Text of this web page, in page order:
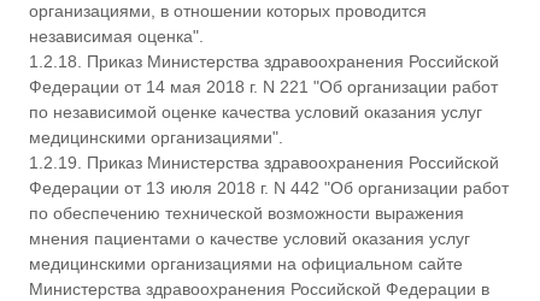
организациями, в отношении которых проводится
независимая оценка".
1.2.18. Приказ Министерства здравоохранения Российской
Федерации от 14 мая 2018 г. N 221 "Об организации работ
по независимой оценке качества условий оказания услуг
медицинскими организациями".
1.2.19. Приказ Министерства здравоохранения Российской
Федерации от 13 июля 2018 г. N 442 "Об организации работ
по обеспечению технической возможности выражения
мнения пациентами о качестве условий оказания услуг
медицинскими организациями на официальном сайте
Министерства здравоохранения Российской Федерации в